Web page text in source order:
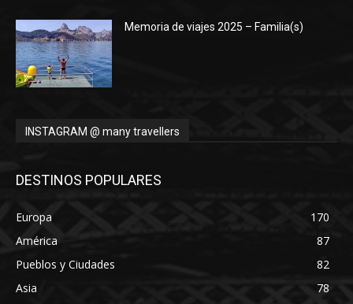
Memoria de viajes 2025 – Familia(s)
INSTAGRAM @ many travellers
DESTINOS POPULARES
Europa
170
América
87
Pueblos y Ciudades
82
Asia
78